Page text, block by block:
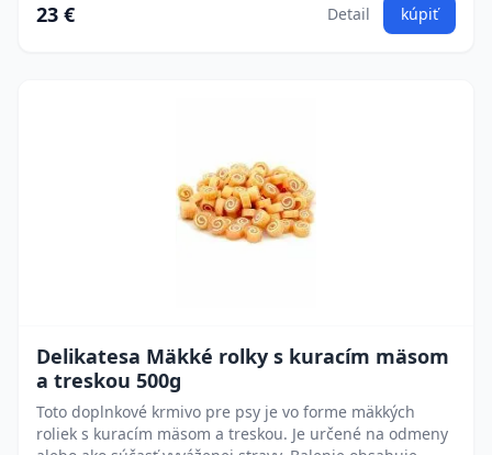
23 € Detail kúpiť
Delikatesa Mäkké rolky s kuracím mäsom
a treskou 500g
Toto doplnkové krmivo pre psy je vo forme mäkkých
roliek s kuracím mäsom a treskou. Je určené na odmeny